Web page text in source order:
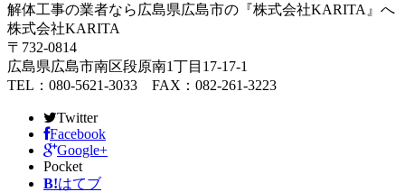
解体工事の業者なら広島県広島市の『株式会社KARITA』へ
株式会社KARITA
〒732-0814
広島県広島市南区段原南1丁目17-17-1
TEL：080-5621-3033 FAX：082-261-3223
Twitter
Facebook
Google+
Pocket
B!はてブ